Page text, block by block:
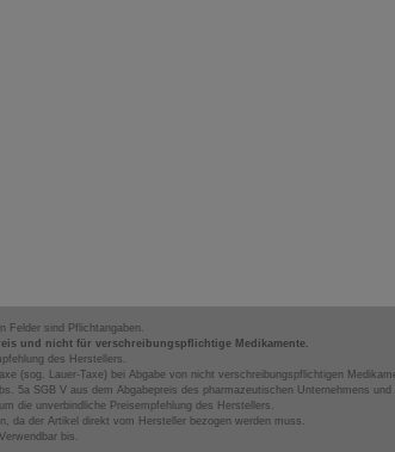
Felder sind Pflichtangaben.
und nicht für verschreibungspflichtige Medikamente.
des Herstellers.
(sog. Lauer-Taxe) bei Abgabe von nicht verschreibungspflichtigen
5a SGB V aus dem Abgabepreis des pharmazeutischen Unternehmens
um die unverbindliche Preisempfehlung des Herstellers.
da der Artikel direkt vom Hersteller bezogen werden muss.
bis.